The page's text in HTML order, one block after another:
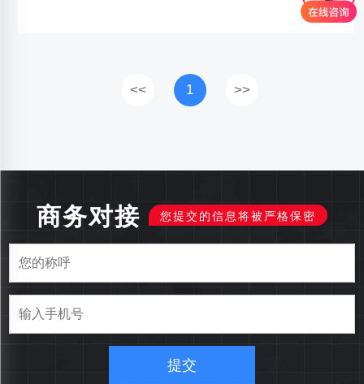
<< 1 >>
商务对接 您提交的信息将被严格保密
提交